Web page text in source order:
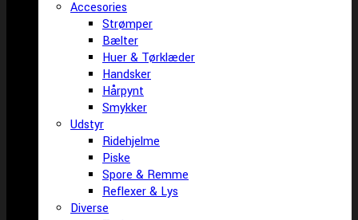
Accesories
Strømper
Bælter
Huer & Tørklæder
Handsker
Hårpynt
Smykker
Udstyr
Ridehjelme
Piske
Spore & Remme
Reflexer & Lys
Diverse